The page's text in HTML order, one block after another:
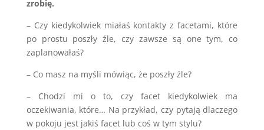
zrobię.
– Czy kiedykolwiek miałaś kontakty z facetami, które
po prostu poszły źle, czy zawsze są one tym, co
zaplanowałaś?
– Co masz na myśli mówiąc, że poszły źle?
– Chodzi mi o to, czy facet kiedykolwiek ma
oczekiwania, które… Na przykład, czy pytają dlaczego
w pokoju jest jakiś facet lub coś w tym stylu?